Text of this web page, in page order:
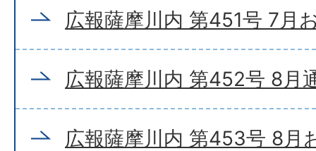
広報薩摩川内 第451号 7月
広報薩摩川内 第452号 8月
広報薩摩川内 第453号 8月